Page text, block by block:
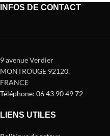
INFOS DE CONTACT
9 avenue Verdier
MONTROUGE 92120,
FRANCE
Téléphone: 06 43 90 49 72
LIENS UTILES